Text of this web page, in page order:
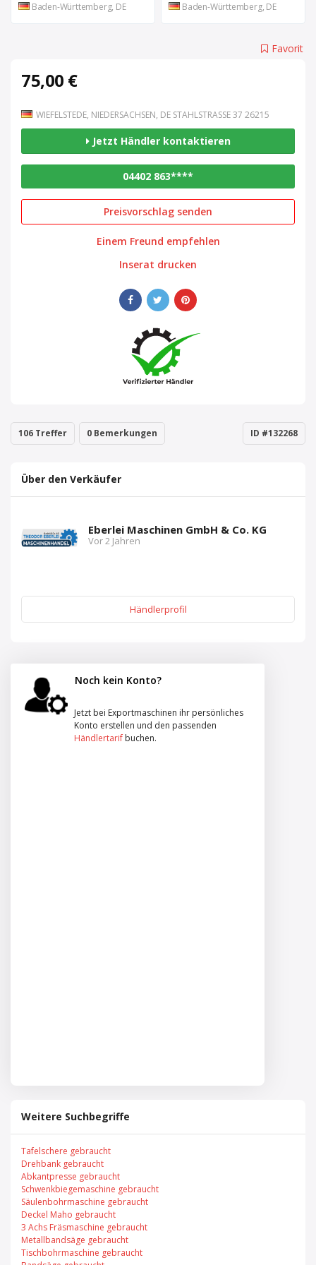
Baden-Württemberg, DE Baden-Württemberg, DE
Favorit
75,00 €
WIEFELSTEDE, NIEDERSACHSEN, DE STAHLSTRASSE 37 26215
Jetzt Händler kontaktieren
04402 863****
Preisvorschlag senden
Einem Freund empfehlen
Inserat drucken
106 Treffer 0 Bemerkungen ID #132268
Über den Verkäufer
Eberlei Maschinen GmbH & Co. KG
Vor 2 Jahren
Händlerprofil
Noch kein Konto?
Jetzt bei Exportmaschinen ihr persönliches
Konto erstellen und den passenden
Händlertarif buchen.
Weitere Suchbegriffe
Tafelschere gebraucht
Drehbank gebraucht
Abkantpresse gebraucht
Schwenkbiegemaschine gebraucht
Säulenbohrmaschine gebraucht
Deckel Maho gebraucht
3 Achs Fräsmaschine gebraucht
Metallbandsäge gebraucht
Tischbohrmaschine gebraucht